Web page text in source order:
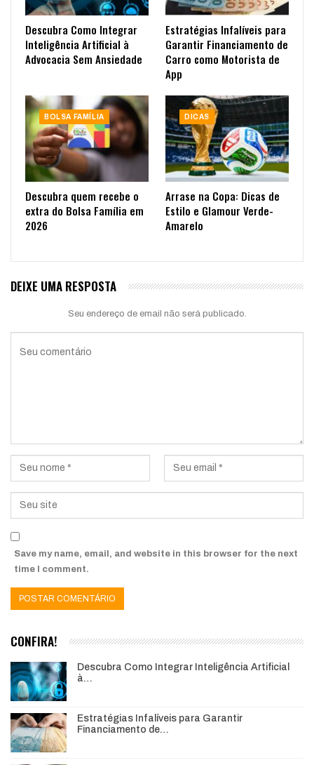
Descubra Como Integrar
Inteligência Artificial à
Advocacia Sem Ansiedade
Estratégias Infalíveis para
Garantir Financiamento de
Carro como Motorista de
App
BOLSA FAMÍLIA
Descubra quem recebe o
extra do Bolsa Família em
2026
DICAS
Arrase na Copa: Dicas de
Estilo e Glamour Verde-
Amarelo
DEIXE UMA RESPOSTA
Seu endereço de email não será publicado.
Save my name, email, and website in this browser for the next
time I comment.
CONFIRA!
Descubra Como Integrar Inteligência Artificial
à…
Estratégias Infalíveis para Garantir
Financiamento de…